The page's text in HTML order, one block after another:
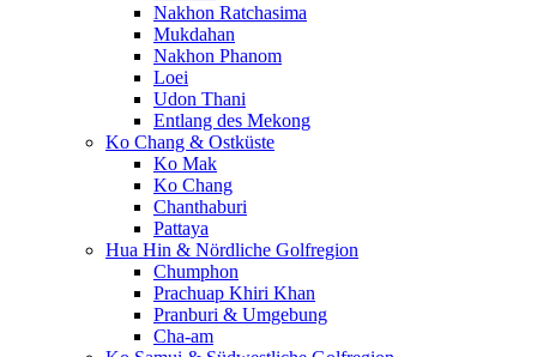
Nakhon Ratchasima
Mukdahan
Nakhon Phanom
Loei
Udon Thani
Entlang des Mekong
Ko Chang & Ostküste
Ko Mak
Ko Chang
Chanthaburi
Pattaya
Hua Hin & Nördliche Golfregion
Chumphon
Prachuap Khiri Khan
Pranburi & Umgebung
Cha-am